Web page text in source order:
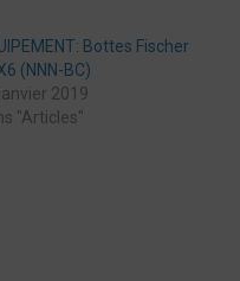
Bottes Fischer
(NNN-BC)
2019
"Articles"